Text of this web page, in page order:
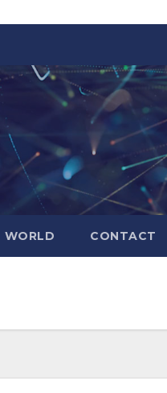
WORLD CONTACT